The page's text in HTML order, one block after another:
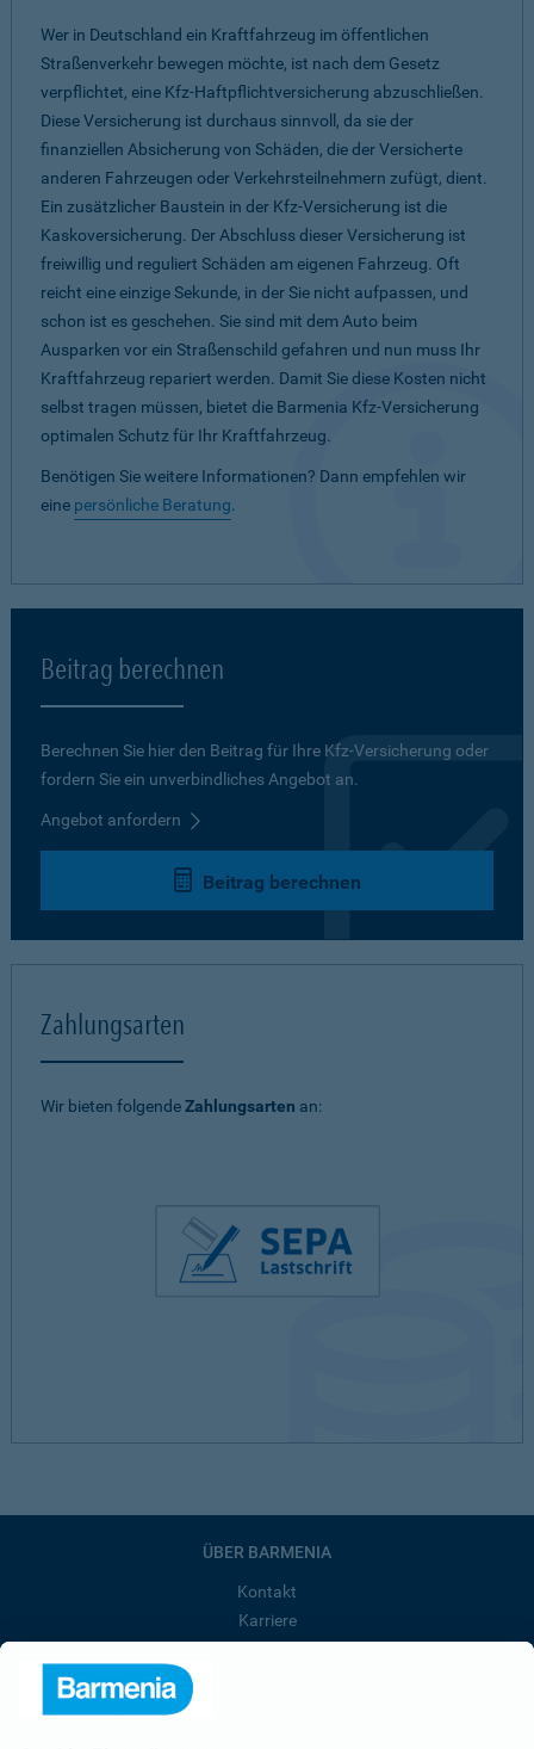
Wer in Deutschland ein Kraftfahrzeug im öffentlichen
Straßenverkehr bewegen möchte, ist nach dem Gesetz
verpflichtet, eine Kfz-Haftpflichtversicherung abzuschließen.
Diese Versicherung ist durchaus sinnvoll, da sie der
finanziellen Absicherung von Schäden, die der Versicherte
anderen Fahrzeugen oder Verkehrsteilnehmern zufügt, dient.
Ein zusätzlicher Baustein in der Kfz-Versicherung ist die
Kaskoversicherung. Der Abschluss dieser Versicherung ist
freiwillig und reguliert Schäden am eigenen Fahrzeug. Oft
reicht eine einzige Sekunde, in der Sie nicht aufpassen, und
schon ist es geschehen. Sie sind mit dem Auto beim
Ausparken vor ein Straßenschild gefahren und nun muss Ihr
Kraftfahrzeug repariert werden. Damit Sie diese Kosten nicht
selbst tragen müssen, bietet die Barmenia Kfz-Versicherung
optimalen Schutz für Ihr Kraftfahrzeug.
Benötigen Sie weitere Informationen? Dann empfehlen wir
eine persönliche Beratung.
Beitrag berechnen
Berechnen Sie hier den Beitrag für Ihre Kfz-Versicherung oder
fordern Sie ein unverbindliches Angebot an.
Angebot anfordern
Beitrag berechnen
Zahlungsarten
Wir bieten folgendeZahlungsarten an:
ÜBER BARMENIA
Kontakt
Karriere